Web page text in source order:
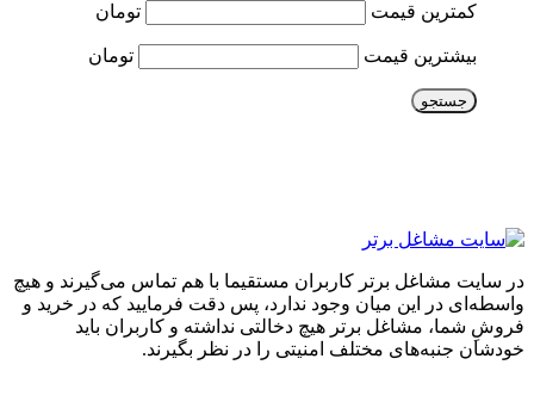
کمترین قیمت
تومان
بیشترین قیمت تومان
جستجو
در سایت مشاغل برتر کاربران مستقیما با هم تماس می‌گیرند و هیچ
واسطه‌ای در این میان وجود ندارد، پس دقت فرمایید که در خرید و
فروشِ شما، مشاغل برتر هیچ دخالتی نداشته و کاربران باید
خودشان جنبه‌های مختلف امنیتی را در نظر بگیرند.